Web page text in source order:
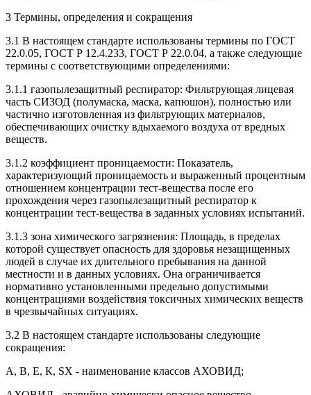
3 Термины, определения и сокращения
3.1 В настоящем стандарте использованы термины по ГОСТ
22.0.05, ГОСТ Р 12.4.233, ГОСТ Р 22.0.04, а также следующие
термины с соответствующими определениями:
3.1.1 газопылезащитный респиратор: Фильтрующая лицевая
часть СИЗОД (полумаска, маска, капюшон), полностью или
частично изготовленная из фильтрующих материалов,
обеспечивающих очистку вдыхаемого воздуха от вредных
веществ.
3.1.2 коэффициент проницаемости: Показатель,
характеризующий проницаемость и выраженный процентным
отношением концентрации тест-вещества после его
прохождения через газопылезащитный респиратор к
концентрации тест-вещества в заданных условиях испытаний.
3.1.3 зона химического загрязнения: Площадь, в пределах
которой существует опасность для здоровья незащищенных
людей в случае их длительного пребывания на данной
местности и в данных условиях. Она ограничивается
нормативно установленными предельно допустимыми
концентрациями воздействия токсичных химических веществ
в чрезвычайных ситуациях.
3.2 В настоящем стандарте использованы следующие
сокращения:
А, В, Е, К, SX - наименование классов АХОВИД;